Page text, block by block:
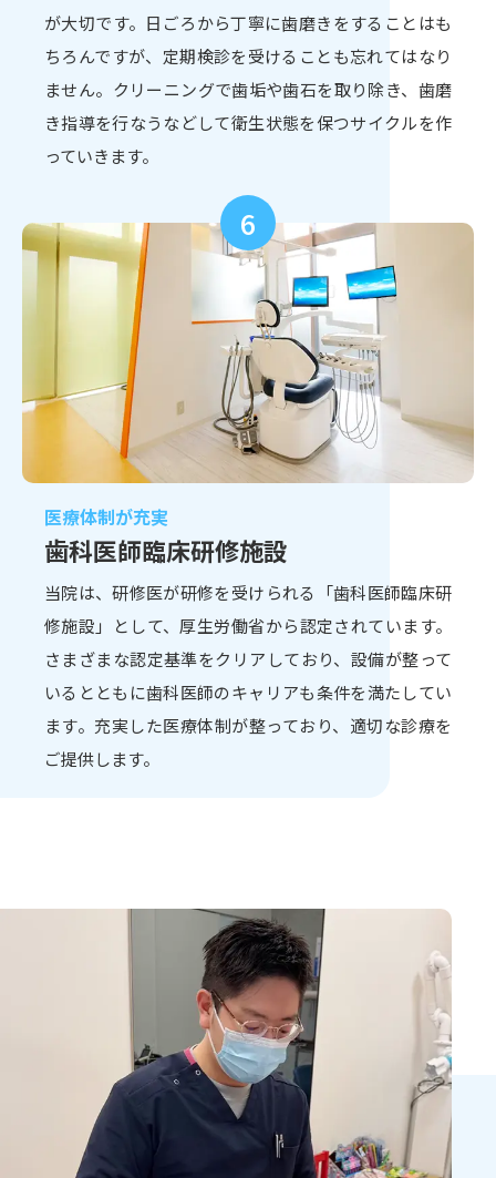
が大切です。日ごろから丁寧に歯磨きをすることはも
ちろんですが、定期検診を受けることも忘れてはなり
ません。クリーニングで歯垢や歯石を取り除き、歯磨
き指導を行なうなどして衛生状態を保つサイクルを作
っていきます。
6
医療体制が充実
歯科医師臨床研修施設
当院は、研修医が研修を受けられる「歯科医師臨床研
修施設」として、厚生労働省から認定されています。
さまざまな認定基準をクリアしており、設備が整って
いるとともに歯科医師のキャリアも条件を満たしてい
ます。充実した医療体制が整っており、適切な診療を
ご提供します。